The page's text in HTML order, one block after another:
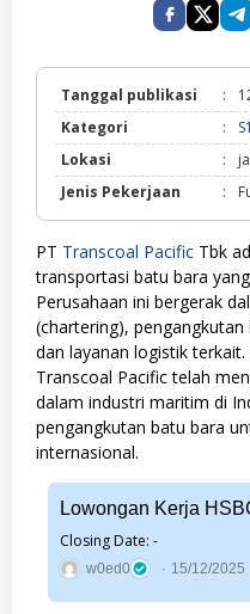
Tanggal publikasi :
Kategori
: S1
Lokasi :
Jenis Pekerjaan
:
PT Transcoal Pacific Tbk
transportasi batu bara
Perusahaan ini bergerak
(chartering),
dan layanan logistik
Transcoal Pacific telah
dalam industri maritim di
pengangkutan batu bara
internasional.
Lowongan Kerja
Closing Date: -
w0ed0 15/12/2025